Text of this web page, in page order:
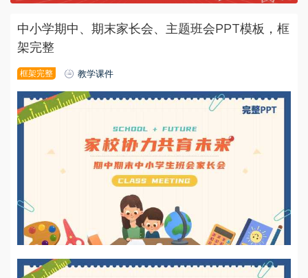
中小学期中、期末家长会、主题班会PPT模板，框
架完整
框架完整 教学课件